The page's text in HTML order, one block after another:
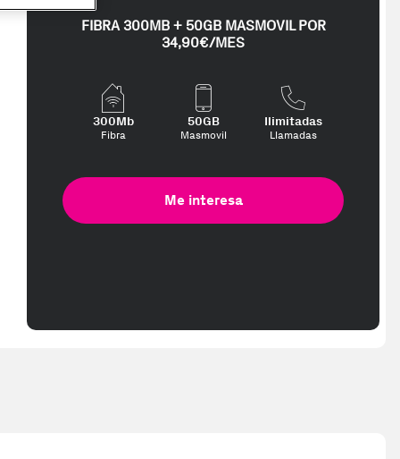
FIBRA 300MB + 50GB MASMOVIL POR
34,90€/MES
300Mb
Fibra
50GB
Masmovil
Ilimitadas
Llamadas
Me interesa